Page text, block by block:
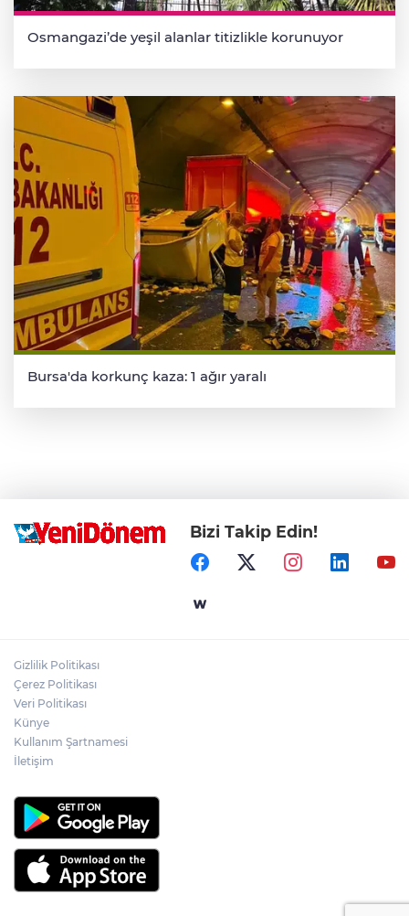
Osmangazi’de yeşil alanlar titizlikle korunuyor
Bursa'da korkunç kaza: 1 ağır yaralı
Bizi Takip Edin!
Gizlilik Politikası
Çerez Politikası
Veri Politikası
Künye
Kullanım Şartnamesi
İletişim